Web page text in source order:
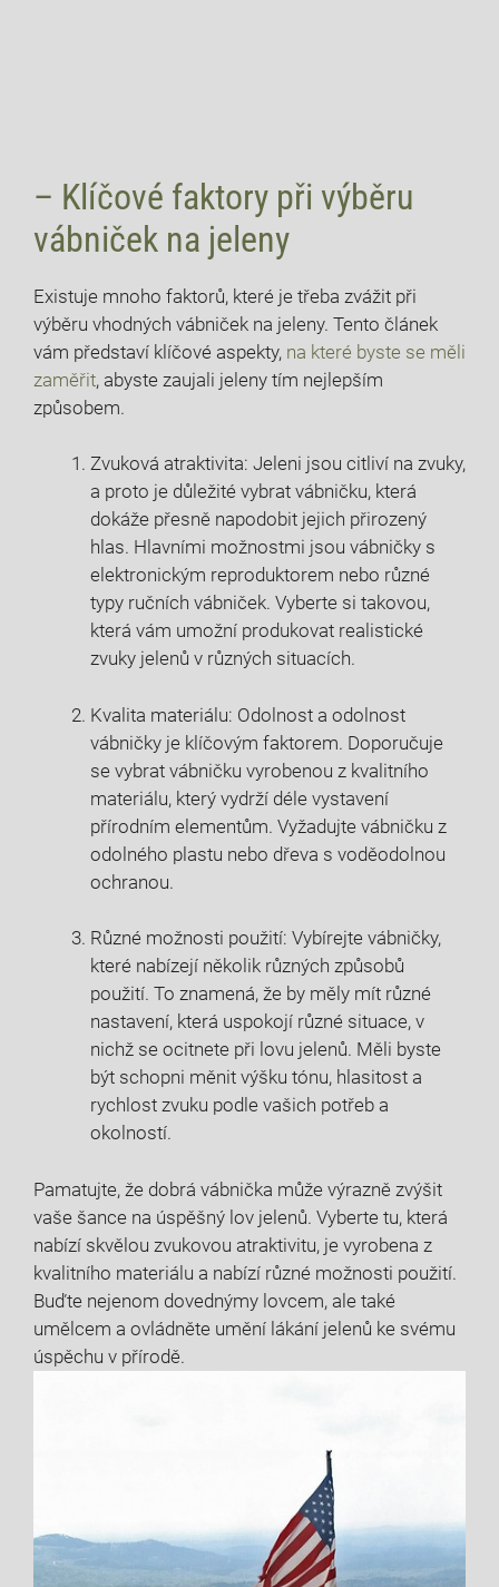
– Klíčové faktory při výběru
vábniček na jeleny
Existuje mnoho faktorů, které je třeba zvážit při
výběru vhodných vábniček na jeleny. Tento článek
vám představí klíčové aspekty, na které byste se měli
zaměřit, abyste zaujali jeleny tím nejlepším
způsobem.
Zvuková atraktivita: Jeleni jsou citliví na zvuky,
a proto je důležité vybrat vábničku, která
dokáže přesně napodobit jejich přirozený
hlas. Hlavními možnostmi jsou vábničky s
elektronickým reproduktorem nebo různé
typy ručních vábniček. Vyberte si takovou,
která vám umožní produkovat realistické
zvuky jelenů v různých situacích.
Kvalita materiálu: Odolnost a odolnost
vábničky je klíčovým faktorem. Doporučuje
se vybrat vábničku vyrobenou z kvalitního
materiálu, který vydrží déle vystavení
přírodním elementům. Vyžadujte vábničku z
odolného plastu nebo dřeva s voděodolnou
ochranou.
Různé možnosti použití: Vybírejte vábničky,
které nabízejí několik různých způsobů
použití. To znamená, že by měly mít různé
nastavení, která uspokojí různé situace, v
nichž se ocitnete při lovu jelenů. Měli byste
být schopni měnit výšku tónu, hlasitost a
rychlost zvuku podle vašich potřeb a
okolností.
Pamatujte, že dobrá vábnička může výrazně zvýšit
vaše šance na úspěšný lov jelenů. Vyberte tu, která
nabízí skvělou zvukovou atraktivitu, je vyrobena z
kvalitního materiálu a nabízí různé možnosti použití.
Buďte nejenom dovednýmy lovcem, ale také
umělcem a ovládněte umění lákání jelenů ke svému
úspěchu v přírodě.